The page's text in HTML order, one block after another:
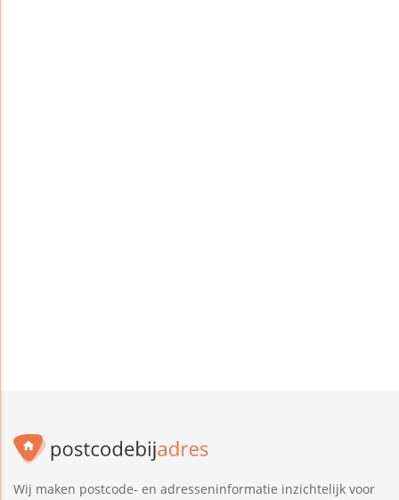
Wij maken postcode- en adresseninformatie inzichtelijk voor